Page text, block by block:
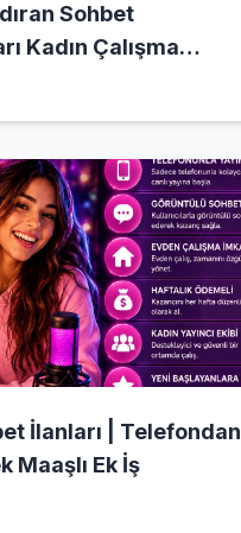
Sohbet
Kadın Çalışma
İlanları | Telefondan
Maaşlı Ek İş